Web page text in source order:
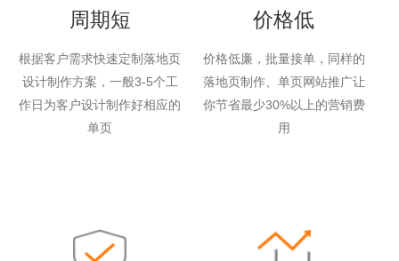
周期短
根据客户需求快速定制落地页
设计制作方案，一般3-5个工
作日为客户设计制作好相应的
单页
价格低
价格低廉，批量接单，同样的
落地页制作、单页网站推广让
你节省最少30%以上的营销费
用